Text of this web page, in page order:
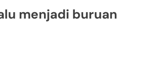
menjadi buruan